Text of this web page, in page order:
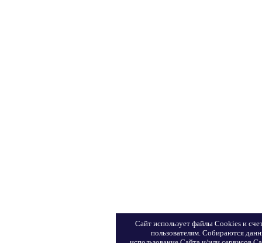
Сайт использует файлы Сookies и
пользователям. Собираются